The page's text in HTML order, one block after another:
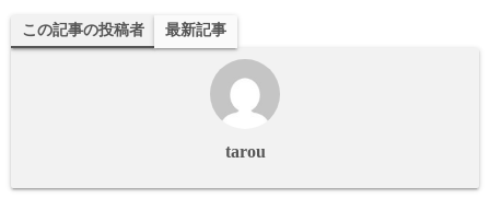
この記事の投稿者 最新記事
tarou